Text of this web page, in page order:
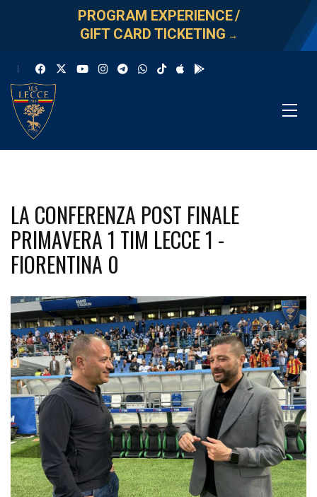
PROGRAM EXPERIENCE/
GIFT CARD TICKETING →
LA CONFERENZA POST FINALE
PRIMAVERA 1 TIM LECCE 1 -
FIORENTINA 0